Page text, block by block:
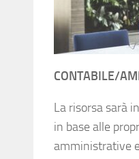
CONTABILE/
La risorsa sarà
in base alle
amministrative